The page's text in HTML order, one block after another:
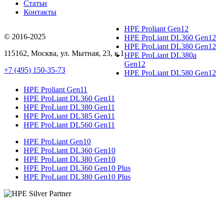
Статьи
Контакты
© 2016-2025
115162, Москва, ул. Мытная, 23, к.1
+7 (495) 150-35-73
HPE Proliant Gen12
HPE ProLiant DL360 Gen12
HPE ProLiant DL380 Gen12
HPE ProLiant DL380a
Gen12
HPE ProLiant DL580 Gen12
HPE Proliant Gen11
HPE ProLiant DL360 Gen11
HPE ProLiant DL380 Gen11
HPE ProLiant DL385 Gen11
HPE ProLiant DL560 Gen11
HPE ProLiant Gen10
HPE ProLiant DL360 Gen10
HPE ProLiant DL380 Gen10
HPE ProLiant DL360 Gen10 Plus
HPE ProLiant DL380 Gen10 Plus